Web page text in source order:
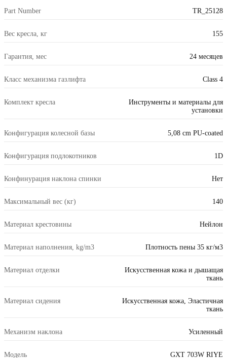
Part Number TR_25128
Вес кресла, кг 155
Гарантия, мес 24 месяцев
Класс механизма газлифта Class 4
Комплект кресла
Инструменты и материалы для
установки
Конфигурация колесной базы 5,08 cm PU-coated
Конфигурация подлокотников 1D
Конфинурация наклона спинки Нет
Максимальный вес (кг) 140
Материал крестовины Нейлон
Материал наполнения, kg/m3 Плотность пены 35 кг/м3
Материал отделки
Искусственная кожа и дышащая
ткань
Материал сидения
Искусственная кожа, Эластичная
ткань
Механизм наклона Усиленный
Модель GXT 703W RIYE